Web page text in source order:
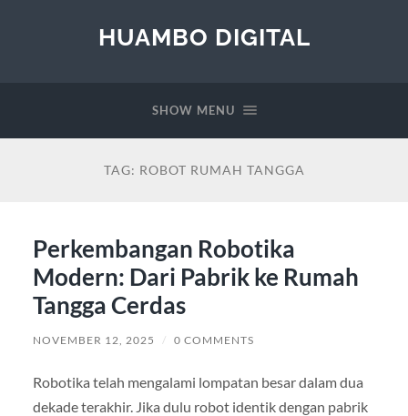
HUAMBO DIGITAL
SHOW MENU
TAG: ROBOT RUMAH TANGGA
Perkembangan Robotika
Modern: Dari Pabrik ke Rumah
Tangga Cerdas
NOVEMBER 12, 2025 / 0 COMMENTS
Robotika telah mengalami lompatan besar dalam dua
dekade terakhir. Jika dulu robot identik dengan pabrik